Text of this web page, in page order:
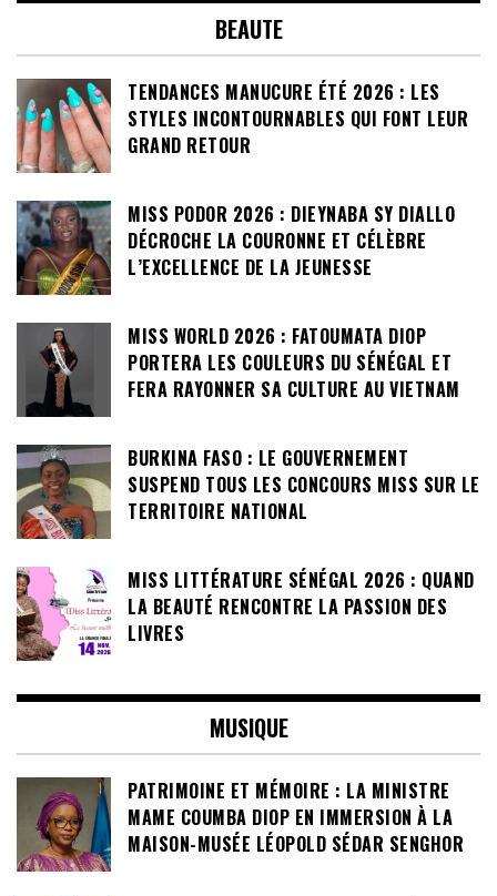
BEAUTE
TENDANCES MANUCURE ÉTÉ 2026 : LES
STYLES INCONTOURNABLES QUI FONT LEUR
GRAND RETOUR
MISS PODOR 2026 : DIEYNABA SY DIALLO
DÉCROCHE LA COURONNE ET CÉLÈBRE
L’EXCELLENCE DE LA JEUNESSE
MISS WORLD 2026 : FATOUMATA DIOP
PORTERA LES COULEURS DU SÉNÉGAL ET
FERA RAYONNER SA CULTURE AU VIETNAM
BURKINA FASO : LE GOUVERNEMENT
SUSPEND TOUS LES CONCOURS MISS SUR LE
TERRITOIRE NATIONAL
MISS LITTÉRATURE SÉNÉGAL 2026 : QUAND
LA BEAUTÉ RENCONTRE LA PASSION DES
LIVRES
MUSIQUE
PATRIMOINE ET MÉMOIRE : LA MINISTRE
MAME COUMBA DIOP EN IMMERSION À LA
MAISON-MUSÉE LÉOPOLD SÉDAR SENGHOR